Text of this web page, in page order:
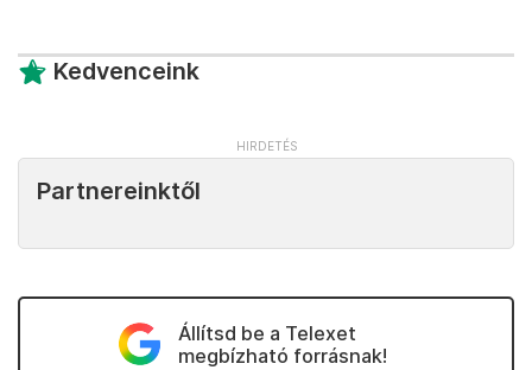
Kedvenceink
Partnereinktől
Állítsd be a Telexet
megbízható forrásnak!